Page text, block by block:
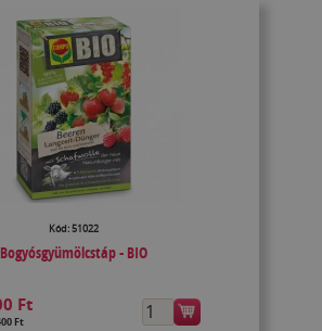
Kód: 51022
Bogyósgyümölcstáp - BIO
Ft
Ft